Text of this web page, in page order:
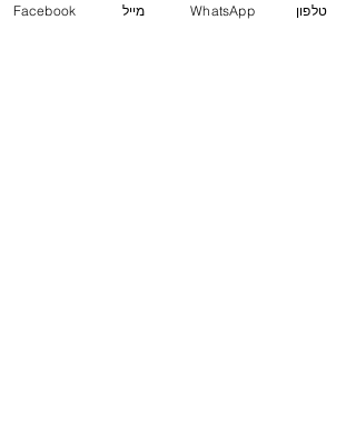
Facebook מייל WhatsApp טלפון